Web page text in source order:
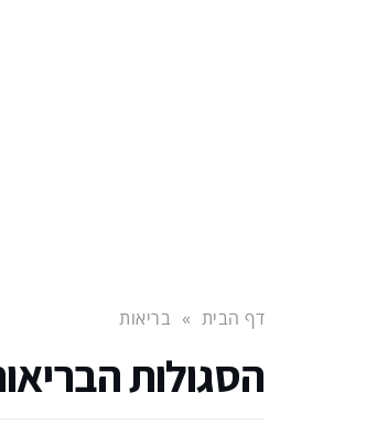
דף הבית » בריאות
הסגולות